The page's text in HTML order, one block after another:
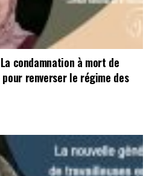
condamnation à mort de
renverser le régime des